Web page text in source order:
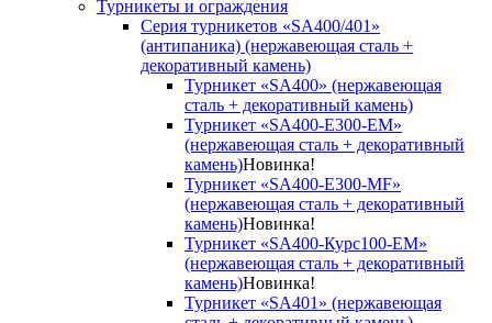
Турникеты и ограждения
Серия турникетов «SA400/401»
(антипаника) (нержавеющая сталь +
декоративный камень)
Турникет «SA400» (нержавеющая
сталь + декоративный камень)
Турникет «SA400-Е300-EM»
(нержавеющая сталь + декоративный
камень)Новинка!
Турникет «SA400-Е300-MF»
(нержавеющая сталь + декоративный
камень)Новинка!
Турникет «SA400-Курс100-EM»
(нержавеющая сталь + декоративный
камень)Новинка!
Турникет «SA401» (нержавеющая